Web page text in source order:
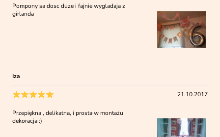
Pompony sa dosc duze i fajnie wygladaja z
girlanda
Iza
21.10.2017
Przepiękna , delikatna, i prosta w montażu
dekoracja :)